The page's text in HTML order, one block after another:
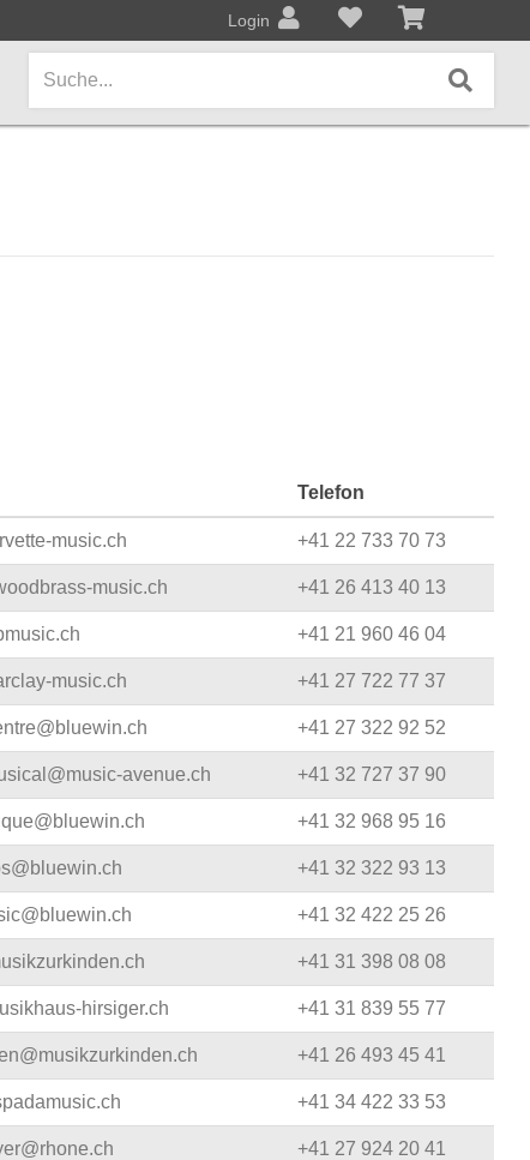
Login
BLECHBLASINSTRUMENTE
Blechblasinstrumente Premium
Mundstücke
... mehr
Telefon
music.ch +41 22 733 70 73
music.ch +41 26 413 40 13
+41 21 960 46 04
music.ch +41 27 722 77 37
+41 27 322 92 52
avenue.ch +41 32 727 37 90
+41 32 968 95 16
+41 32 322 93 13
+41 32 422 25 26
+41 31 398 08 08
hirsiger.ch +41 31 839 55 77
+41 26 493 45 41
+41 34 422 33 53
+41 27 924 20 41